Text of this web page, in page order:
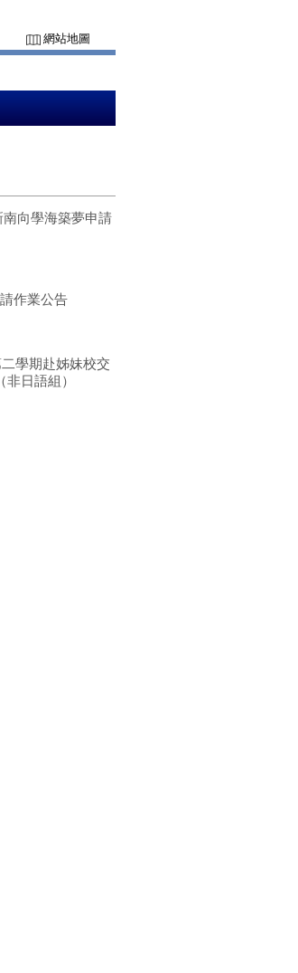
網站地圖
南向學海築夢申請
作業公告
學期赴姊妹校交
日語組）